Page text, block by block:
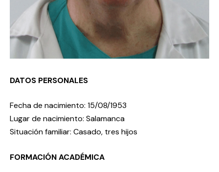
DATOS PERSONALES
Fecha de nacimiento: 15/08/1953
Lugar de nacimiento: Salamanca
Situación familiar: Casado, tres hijos
FORMACIÓN ACADÉMICA